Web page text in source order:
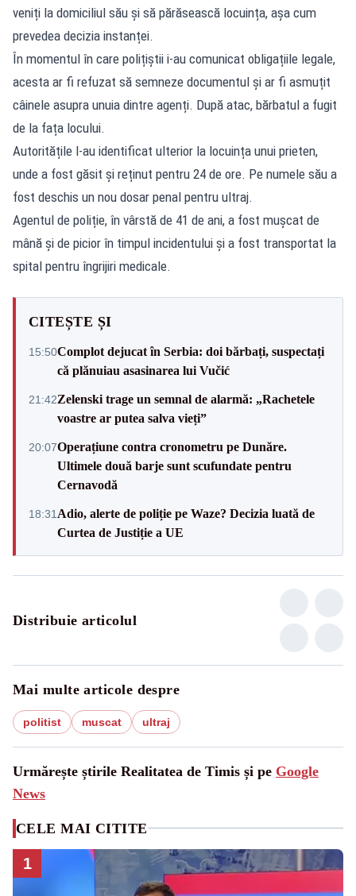
veniți la domiciliul său și să părăsească locuința, așa cum
prevedea decizia instanței.
În momentul în care polițiștii i-au comunicat obligațiile legale,
acesta ar fi refuzat să semneze documentul și ar fi asmuțit
câinele asupra unuia dintre agenți. După atac, bărbatul a fugit
de la fața locului.
Autoritățile l-au identificat ulterior la locuința unui prieten,
unde a fost găsit și reținut pentru 24 de ore. Pe numele său a
fost deschis un nou dosar penal pentru ultraj.
Agentul de poliție, în vârstă de 41 de ani, a fost mușcat de
mână și de picior în timpul incidentului și a fost transportat la
spital pentru îngrijiri medicale.
CITEȘTE ȘI
15:50Complot dejucat în Serbia: doi bărbați, suspectați
că plănuiau asasinarea lui Vučić
21:42Zelenski trage un semnal de alarmă: „Rachetele
voastre ar putea salva vieți”
20:07Operațiune contra cronometru pe Dunăre.
Ultimele două barje sunt scufundate pentru
Cernavodă
18:31 Adio, alerte de poliție pe Waze? Decizia luată de
Curtea de Justiție a UE
Distribuie articolul
Mai multe articole despre
politist muscat ultraj
Urmărește știrile Realitatea de Timis și pe Google
News
CELE MAI CITITE
1